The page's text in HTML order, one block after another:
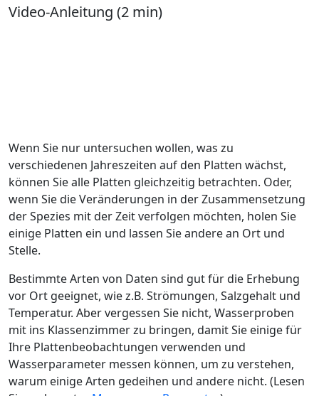
Video-Anleitung (2 min)
Wenn Sie nur untersuchen wollen, was zu
verschiedenen Jahreszeiten auf den Platten wächst,
können Sie alle Platten gleichzeitig betrachten. Oder,
wenn Sie die Veränderungen in der Zusammensetzung
der Spezies mit der Zeit verfolgen möchten, holen Sie
einige Platten ein und lassen Sie andere an Ort und
Stelle.
Bestimmte Arten von Daten sind gut für die Erhebung
vor Ort geeignet, wie z.B. Strömungen, Salzgehalt und
Temperatur. Aber vergessen Sie nicht, Wasserproben
mit ins Klassenzimmer zu bringen, damit Sie einige für
Ihre Plattenbeobachtungen verwenden und
Wasserparameter messen können, um zu verstehen,
warum einige Arten gedeihen und andere nicht. (Lesen